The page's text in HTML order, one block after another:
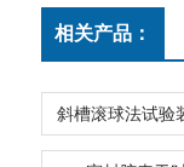
相关产品：